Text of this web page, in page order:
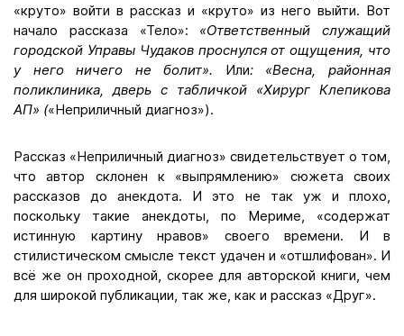
«круто» войти в рассказ и «круто» из него выйти. Вот
начало рассказа «Тело»: «Ответственный служащий
городской Управы Чудаков проснулся от ощущения, что
у него ничего не болит». Или: «Весна, районная
поликлиника, дверь с табличкой «Хирург Клепикова
АП» («Неприличный диагноз»).
Рассказ «Неприличный диагноз» свидетельствует о том,
что автор склонен к «выпрямлению» сюжета своих
рассказов до анекдота. И это не так уж и плохо,
поскольку такие анекдоты, по Мериме, «содержат
истинную картину нравов» своего времени. И в
стилистическом смысле текст удачен и «отшлифован». И
всё же он проходной, скорее для авторской книги, чем
для широкой публикации, так же, как и рассказ «Друг».